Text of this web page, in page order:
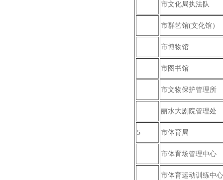
市文化局执法队
市群艺馆(文化馆）
市博物馆
市图书馆
市文物保护管理所
丽水大剧院管理处
5 市体育局
市体育场管理中心
市体育运动训练中心